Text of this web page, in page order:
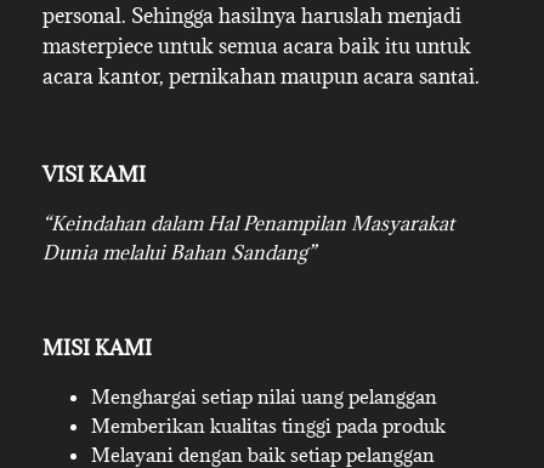
personal. Sehingga hasilnya haruslah menjadi
masterpiece untuk semua acara baik itu untuk
acara kantor, pernikahan maupun acara santai.
VISI KAMI
“Keindahan dalam Hal Penampilan Masyarakat
Dunia melalui Bahan Sandang”
MISI KAMI
Menghargai setiap nilai uang pelanggan
Memberikan kualitas tinggi pada produk
Melayani dengan baik setiap pelanggan